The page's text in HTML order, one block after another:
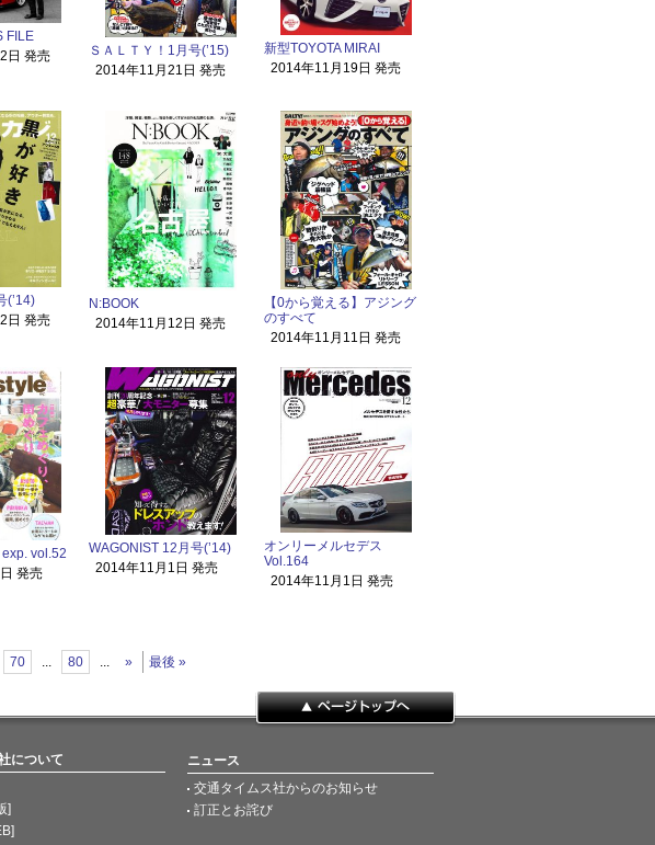
FILE
日 発売
ＳＡＬＴＹ！1月号(’15)
2014年11月21日 発売
新型TOYOTA MIRAI
2014年11月19日 発売
(’14)
日 発売
N:BOOK
2014年11月12日 発売
【0から覚える】アジング
のすべて
2014年11月11日 発売
vol.52
発売
WAGONIST 12月号(’14)
2014年11月1日 発売
オンリーメルセデス
Vol.164
2014年11月1日 発売
70 ... 80 ... » 最後 »
について
]
ニュース
交通タイムス社からのお知らせ
訂正とお詫び